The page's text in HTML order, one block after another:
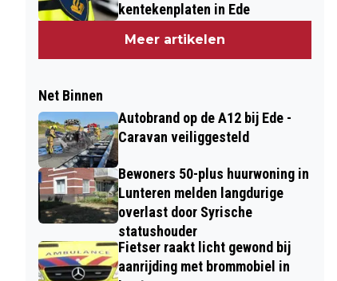
kentekenplaten in Ede
Meer artikelen
Net Binnen
Autobrand op de A12 bij Ede -
Caravan veiliggesteld
Bewoners 50-plus huurwoning in
Lunteren melden langdurige
overlast door Syrische
statushouder
Fietser raakt licht gewond bij
aanrijding met brommobiel in